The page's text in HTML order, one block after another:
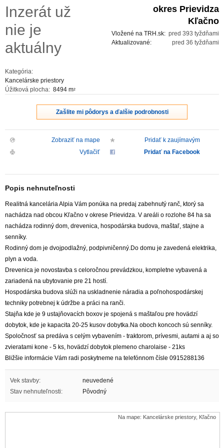
ZVÝRAZNENIE REALITNÝCH INZERÁTOV
OBCHODNÉ PODMIENKY
PRIPOMIENKY
Inzerát už
nie je
aktuálny
Kategória:
Kancelárske priestory
Úžitková plocha: 8494 m2
okres Prievidza
Kľačno
pred 393 tyždňami
Vložené na TRH.sk:
pred 36 tyždňami
Aktualizované:
Zašlite mi pôdorys a ďalšie podrobnosti
Zobraziť na mape
Pridať k zaujímavým
Vytlačiť
Pridať na Facebook
Popis nehnuteľnosti
Realitná kancelária Alpia Vám ponúka na predaj zabehnutý ranč, ktorý sa
nachádza nad obcou Kľačno v okrese Prievidza. V areáli o rozlohe 84 ha sa
nachádza rodinný dom, drevenica, hospodárska budova, maštaľ, stajne a
senníky.
Rodinný dom je dvojpodlažný, podpivničenný.Do domu je zavedená elektrika,
plyn a voda.
Drevenica je novostavba s celoročnou prevádzkou, kompletne vybavená a
zariadená na ubytovanie pre 21 hostí.
Hospodárska budova slúži na uskladnenie náradia a poľnohospodárskej
techniky potrebnej k údržbe a práci na ranči.
Stajňa kde je 9 ustajňovacích boxov je spojená s maštaľou pre hovädzí
dobytok, kde je kapacita 20-25 kusov dobytka.Na oboch koncoch sú senníky.
Spoločnosť sa predáva s celým vybavením - traktorom, prívesmi, autami a aj so
zvieratami kone - 5 ks, hovädzí dobytok plemeno charolaise - 21ks
Bližšie informácie Vám radi poskytneme na telefónnom čísle 0915288136
Vek stavby:
neuvedené
Stav nehnuteľnosti:
Pôvodný
Na mape: Kancelárske priestory, Kľačno